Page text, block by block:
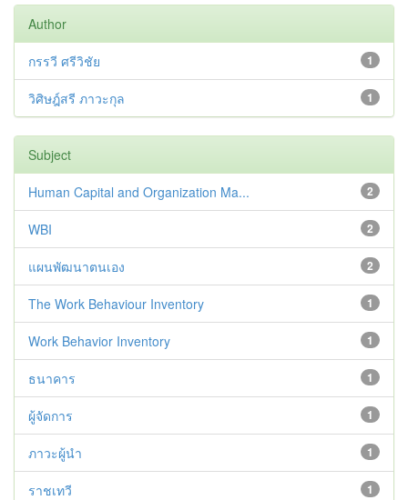
Author
1
กรรวี ศรีวิชัย
1
วิศิษฎ์สรี ภาวะกุล
Subject
2
Human Capital and Organization Ma...
2
WBI
2
แผนพัฒนาตนเอง
1
The Work Behaviour Inventory
1
Work Behavior Inventory
1
ธนาคาร
1
ผู้จัดการ
1
ภาวะผู้นำ
1
ราชเทวี